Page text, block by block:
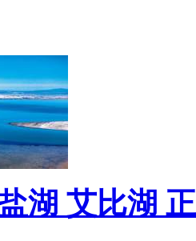
湖 艾比湖